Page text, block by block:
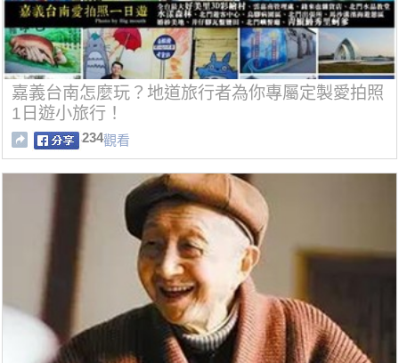
嘉義台南怎麼玩？地道旅行者為你專屬定製愛拍照
1日遊小旅行！
234觀看